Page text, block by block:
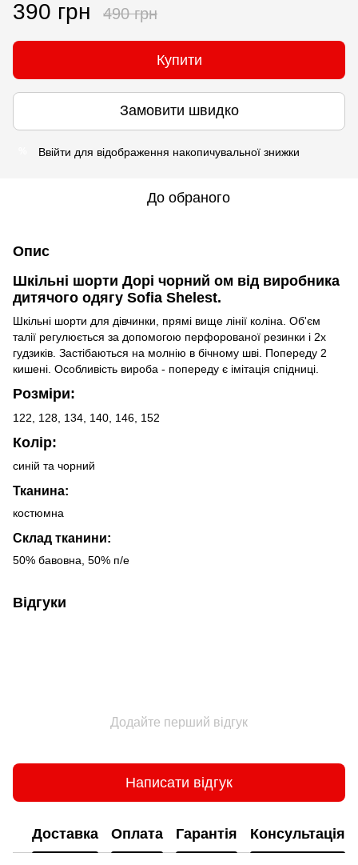
390 грн 490 грн
Купити
Замовити швидко
Ввійти для відображення накопичувальної знижки
До обраного
Опис
Шкільні шорти Дорі чорний ом від виробника
дитячого одягу Sofia Shelest.
Шкільні шорти для дівчинки, прямі вище лінії коліна. Об'єм
талії регулюється за допомогою перфорованої резинки і 2х
гудзиків. Застібаються на молнію в бічному шві. Попереду 2
кишені. Особливість вироба - попереду є імітація спідниці.
Розміри:
122, 128, 134, 140, 146, 152
Колір:
синій та чорний
Тканина:
костюмна
Склад тканини:
50% бавовна, 50% п/е
Відгуки
Додайте перший відгук
Написати відгук
Доставка Оплата Гарантія Консультація